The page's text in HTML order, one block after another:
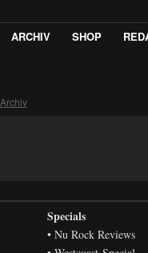
ARCHIV SHOP
Archiv
Specials
• Nu Rock Reviews